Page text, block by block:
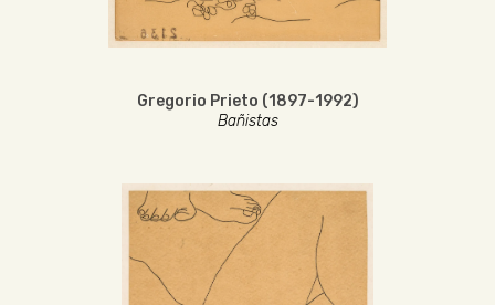
Gregorio Prieto (1897-1992)
Bañistas